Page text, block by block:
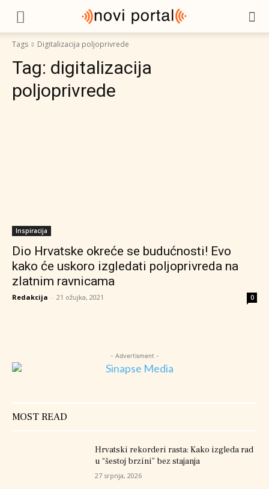
Tags Digitalizacija poljoprivrede
Tag: digitalizacija
poljoprivrede
Inspiracija
Dio Hrvatske okreće se budućnosti! Evo
kako će uskoro izgledati poljoprivreda na
zlatnim ravnicama
Redakcija - 21 ožujka, 2021 0
- Advertisment -
MOST READ
Hrvatski rekorderi rasta: Kako izgleda rad
u “šestoj brzini” bez stajanja
27 srpnja, 2026